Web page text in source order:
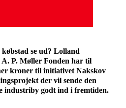
se ud? Lolland
P. Møller Fonden har til
kroner til initiativet Nakskov
der vil sende den
industriby godt ind i fremtiden.